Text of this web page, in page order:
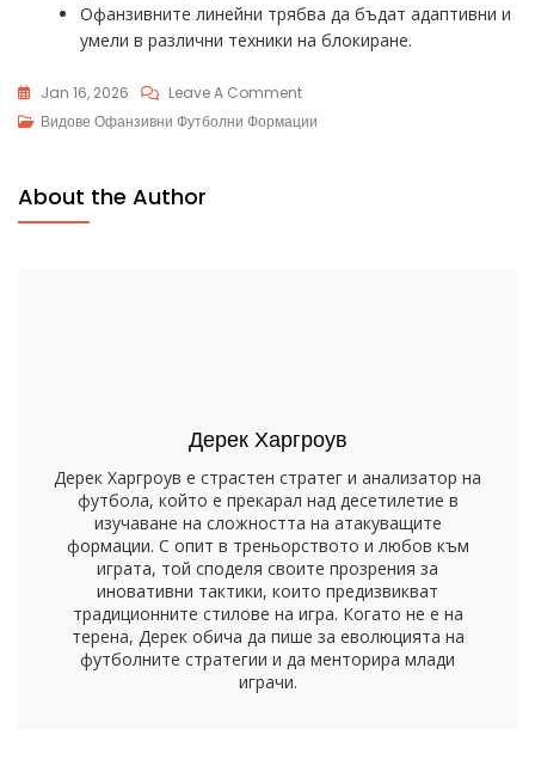
Офанзивните линейни трябва да бъдат адаптивни и
умели в различни техники на блокиране.
Jan 16, 2026 Leave A CommentOn
Flexbone
Видове Офанзивни Футболни Формации
About the Author
Дерек Харгроув
Дерек Харгроув е страстен стратег и анализатор на
футбола, който е прекарал над десетилетие в
изучаване на сложността на атакуващите
формации. С опит в треньорството и любов към
играта, той споделя своите прозрения за
иновативни тактики, които предизвикват
традиционните стилове на игра. Когато не е на
терена, Дерек обича да пише за еволюцията на
футболните стратегии и да менторира млади
играчи.